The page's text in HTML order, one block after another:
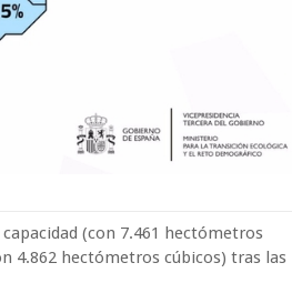
(con 7.461 hectómetros
4.862 hectómetros cúbicos) tras las